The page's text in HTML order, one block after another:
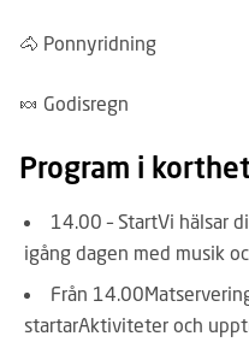
🐴 Ponnyridning
🍬 Godisregn
Program i
14.00 – StartVi hälsar
igång dagen med musik
Från 14.00
startarAktiviteter och